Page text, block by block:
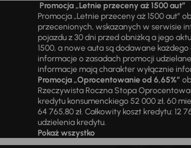
Promocja „Letnie przeceny aż 1500 aut”
Promocja „Letnie przeceny aż 1500
przecenionych, wskazanych w serwisie
pojazdu z 30 dni przed obniżką a jego
1500, a nowe auta są dodawane
informacje o zasadach promocji
informacje mają charakter wyłącznie
Promocja „Oprocentowanie od 6,65%”
Rzeczywista Roczna Stopa
kredytu konsumenckiego 52 000 zł, 60
64 765,80 zł. Całkowity koszt kredytu: 12
udzielenia kredytu.
Pokaż wszystko